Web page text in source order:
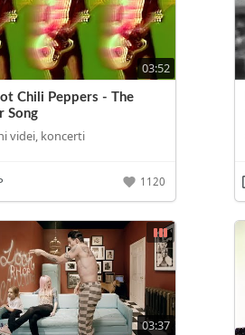
03:52
Chili Peppers - The
Song
videi, koncerti
1120
03:37